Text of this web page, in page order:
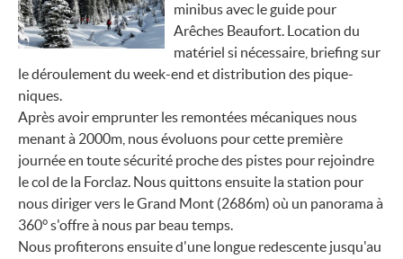
minibus avec le guide pour
Arêches Beaufort. Location du
matériel si nécessaire, briefing sur
le déroulement du week-end et distribution des pique-
niques.
Après avoir emprunter les remontées mécaniques nous
menant à 2000m, nous évoluons pour cette première
journée en toute sécurité proche des pistes pour rejoindre
le col de la Forclaz. Nous quittons ensuite la station pour
nous diriger vers le Grand Mont (2686m) où un panorama à
360° s'offre à nous par beau temps.
Nous profiterons ensuite d'une longue redescente jusqu'au